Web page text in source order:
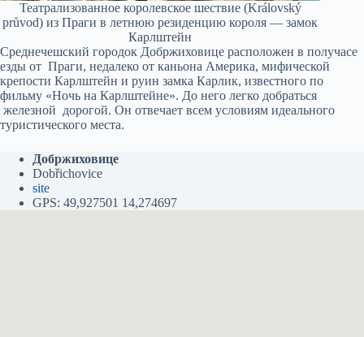
Театрализованное королевское шествие (Královský
průvod) из Праги в летнюю резиденцию короля — замок
Карлштейн
Среднечешский городок Добржиховице расположен в получасе
езды от Праги, недалеко от каньона Америка, мифической
крепости Карлштейн и руин замка Карлик, известного по
фильму «Ночь на Карлштейне». До него легко добраться
железной дорогой. Он отвечает всем условиям идеального
туристического места.
Добржиховице
Dobřichovice
site
GPS: 49,927501 14,274697